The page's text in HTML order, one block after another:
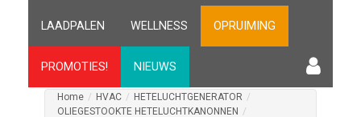
LAADPALEN WELLNESS OPRUIMING
PROMOTIES! NIEUWS
Home / HVAC / HETELUCHTGENERATOR /
OLIEGESTOOKTE HETELUCHTKANONNEN /